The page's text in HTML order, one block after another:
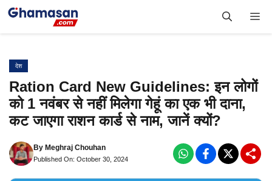
Skip
देश
Ration Card New Guidelines: इन लोगों
को 1 नवंबर से नहीं मिलेगा गेहूं का एक भी दाना,
कट जाएगा राशन कार्ड से नाम, जानें क्यों?
By Meghraj Chouhan
Published On: October 30, 2024